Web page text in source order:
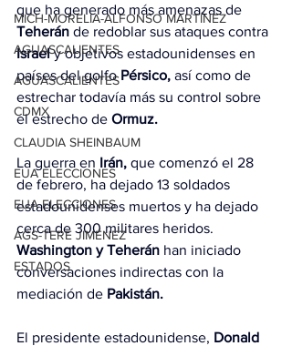
MICH-MORELIA-ALFONSO MARTÍNEZ
AGUASCALIENTES
AGUASCALIENTES
CDMX
CLAUDIA SHEINBAUM
EUA ELECCIONES
EUA ELECCIONES
AGS-TERE JIMÉNEZ
ESTADOS
que ha generado más amenazas de
Teherán de redoblar sus ataques contra
Israel y objetivos estadounidenses en
países del golfo Pérsico, así como de
estrechar todavía más su control sobre
el estrecho de Ormuz.
La guerra en Irán, que comenzó el 28
de febrero, ha dejado 13 soldados
estadounidenses muertos y ha dejado
cerca de 300 militares heridos.
Washington y Teherán han iniciado
conversaciones indirectas con la
mediación de Pakistán.
El presidente estadounidense, Donald